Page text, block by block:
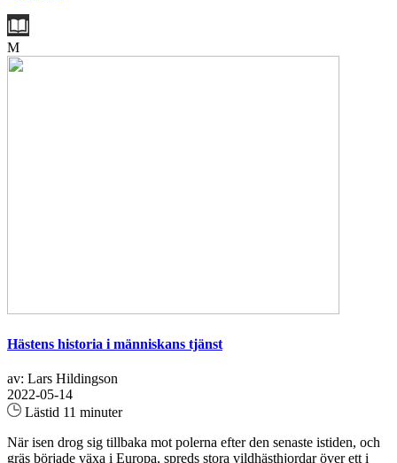
M
Hästens historia i människans tjänst
av: Lars Hildingson
2022-05-14
Lästid 11 minuter
När isen drog sig tillbaka mot polerna efter den senaste istiden, och
gräs började växa i Europa, spreds stora vildhästhjordar över ett i